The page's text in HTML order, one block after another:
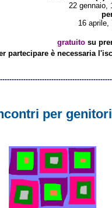
gennaio, 19
non dir
aprile, 7 maggio,
su
partecipare è necessaria
per genitori